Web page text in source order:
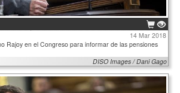
14 Mar 2018
Rajoy en el Congreso para informar de las pensiones
DISO Images / Dani Gago